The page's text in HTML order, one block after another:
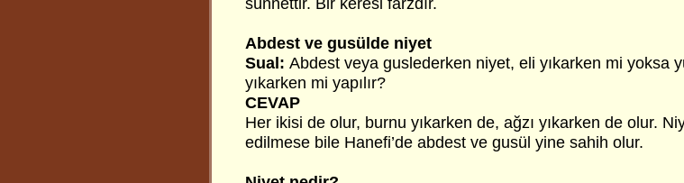
sünnettir. Bir keresi farzdır.
Abdest ve gusülde niyet
Sual: Abdest veya guslederken niyet, eli yıkarken mi yoksa
yıkarken mi yapılır?
CEVAP
Her ikisi de olur, burnu yıkarken de, ağzı yıkarken de olur.
edilmese bile Hanefi’de abdest ve gusül yine sahih olur.